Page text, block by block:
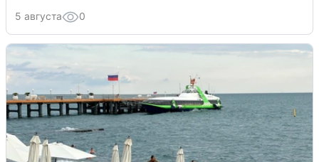
5 августа 0